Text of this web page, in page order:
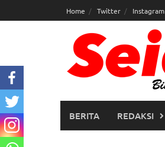
to
Home Twitter Instagram
BERITA REDAKSI